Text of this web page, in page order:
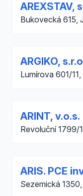
AREXSTAV,
Bukovecká 615,
ARGIKO,
Lumírova 601/
ARINT, v.o.s.
Revoluční 1799/
ARIS. PCE
Sezemická